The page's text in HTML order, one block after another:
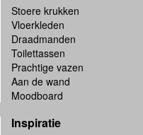
Stoere krukken
Vloerkleden
Draadmanden
Toilettassen
Prachtige vazen
Aan de wand
Moodboard
Inspiratie